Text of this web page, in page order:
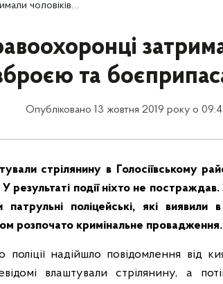
та боєприпасами
та
Опубліковано 13 жовтня 2019 року о
стрілянину в Голосіївському
результаті події ніхто не
патрульні поліцейські, які виявили
розпочато кримінальне провадження.
поліції надійшло повідомлення від
влаштували стрілянину, а